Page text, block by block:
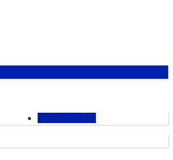
お問い合わせ